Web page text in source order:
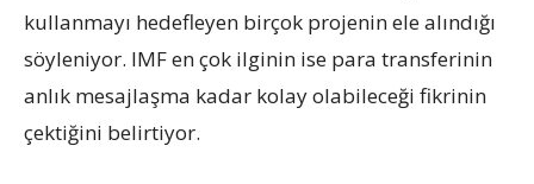
kullanmayı hedefleyen birçok projenin ele alındığı
söyleniyor. IMF en çok ilginin ise para transferinin
anlık mesajlaşma kadar kolay olabileceği fikrinin
çektiğini belirtiyor.